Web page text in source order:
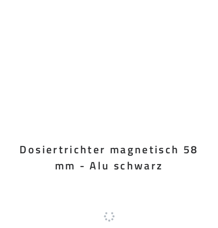
Dosiertrichter magnetisch 58
mm - Alu schwarz